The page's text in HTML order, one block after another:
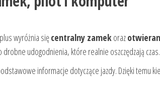
wyróżnia sięcentralny zamek oraz
drobne udogodnienia, które realnie oszczędzają czas.
informacje dotyczące jazdy. Dzięki temu